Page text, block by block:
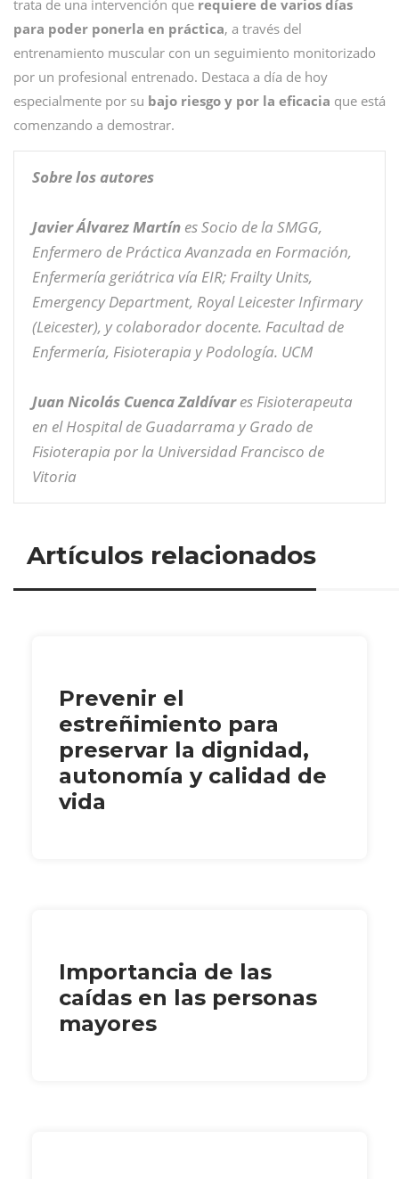
trata de una intervención que requiere de varios días
para poder ponerla en práctica, a través del
entrenamiento muscular con un seguimiento monitorizado
por un profesional entrenado. Destaca a día de hoy
especialmente por su bajo riesgo y por la eficacia que está
comenzando a demostrar.
Sobre los autores
Javier Álvarez Martín es Socio de la SMGG,
Enfermero de Práctica Avanzada en Formación,
Enfermería geriátrica vía EIR; Frailty Units,
Emergency Department, Royal Leicester Infirmary
(Leicester), y colaborador docente. Facultad de
Enfermería, Fisioterapia y Podología. UCM
Juan Nicolás Cuenca Zaldívares Fisioterapeuta
en el Hospital de Guadarrama y Grado de
Fisioterapia por la Universidad Francisco de
Vitoria
Artículos relacionados
Prevenir el
estreñimiento para
preservar la dignidad,
autonomía y calidad de
vida
Importancia de las
caídas en las personas
mayores